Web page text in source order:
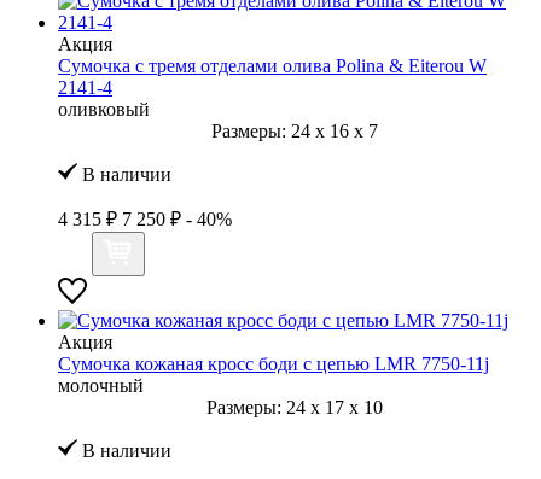
Акция
Сумочка с тремя отделами олива Polina & Eiterou W
2141-4
оливковый
Размеры: 24 x 16 x 7
В наличии
4 315 ₽ 7 250 ₽ - 40%
Акция
Сумочка кожаная кросс боди с цепью LMR 7750-11j
молочный
Размеры: 24 x 17 x 10
В наличии